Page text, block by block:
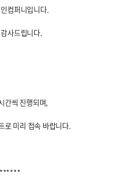
컴퍼니입니다.
사드립니다.
간씩 진행되며,
로 미리 접속 바랍니다.